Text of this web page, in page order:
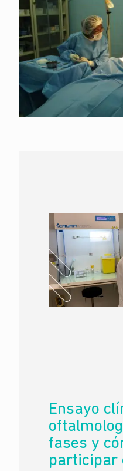
Ensayo
fases y
participar